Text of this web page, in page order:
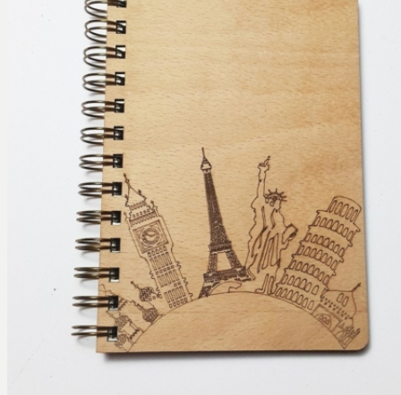
Davetiye
Yeni Tasarım Davetiye ve Hediyeler
Özel Tasarım Davetiyeler
Lazer Kesimli Davetiyeler
3 Boyutlu 3d davetiyeler
Pleksi Davetiyeler
Kutulu Davetiyeler
Yurt Dışı Tasarım Davetiyeler
Bar & Bat Mitzvah Davetiyeler
Kumaş Davetiyeler
Ahşap Davetiyeler
Şişe Davetiyeler
Temalı Davetiyeler
Aksesuar
Menü ve Masa İsim Kartları
LCV ve Teşekkür Kartları
Save the Date
Özel Kesimli Kartlar
Peçete Baskıları ve Peçetelikler
Yönlendirme Panoları